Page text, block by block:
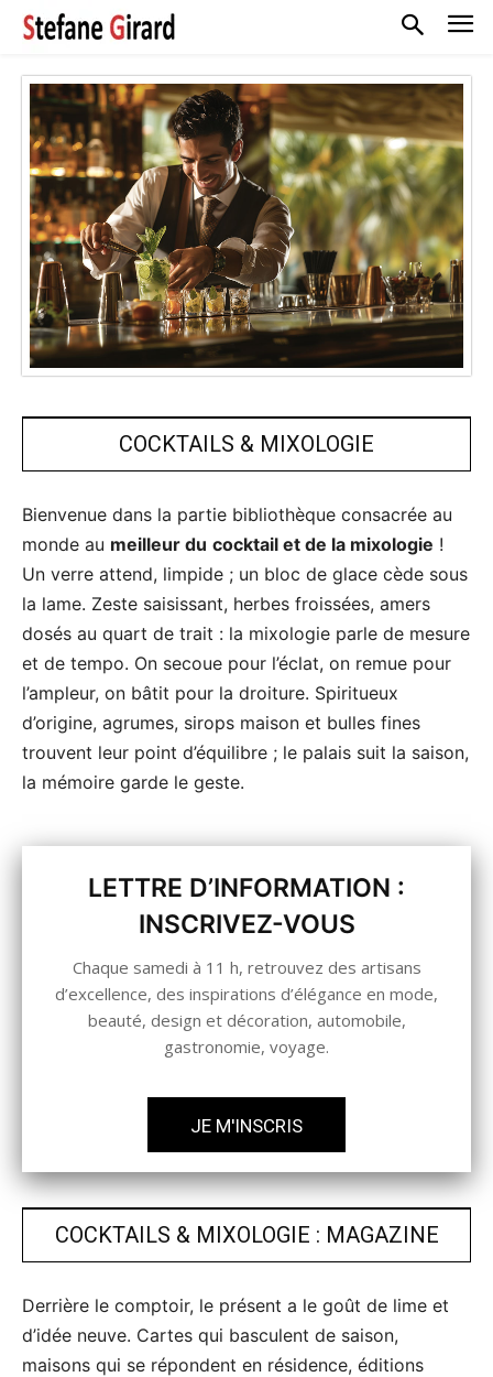
COCKTAILS & MIXOLOGIE
Bienvenue dans la partie bibliothèque consacrée au
monde au meilleur du cocktail et de la mixologie !
Un verre attend, limpide ; un bloc de glace cède sous
la lame. Zeste saisissant, herbes froissées, amers
dosés au quart de trait : la mixologie parle de mesure
et de tempo. On secoue pour l’éclat, on remue pour
l’ampleur, on bâtit pour la droiture. Spiritueux
d’origine, agrumes, sirops maison et bulles fines
trouvent leur point d’équilibre ; le palais suit la saison,
la mémoire garde le geste.
LETTRE D’INFORMATION :
INSCRIVEZ-VOUS
Chaque samedi à 11 h, retrouvez des artisans
d’excellence, des inspirations d’élégance en mode,
beauté, design et décoration, automobile,
gastronomie, voyage.
JE M'INSCRIS
COCKTAILS & MIXOLOGIE : MAGAZINE
Derrière le comptoir, le présent a le goût de lime et
d’idée neuve. Cartes qui basculent de saison,
maisons qui se répondent en résidence, éditions